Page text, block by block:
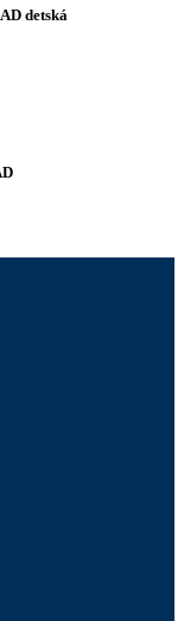
detská